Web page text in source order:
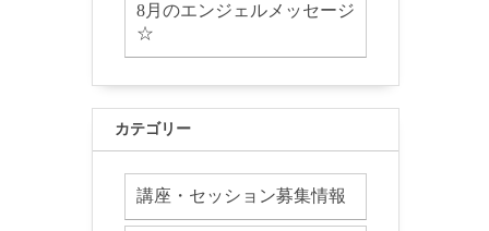
8月のエンジェルメッセージ
☆
カテゴリー
講座・セッション募集情報